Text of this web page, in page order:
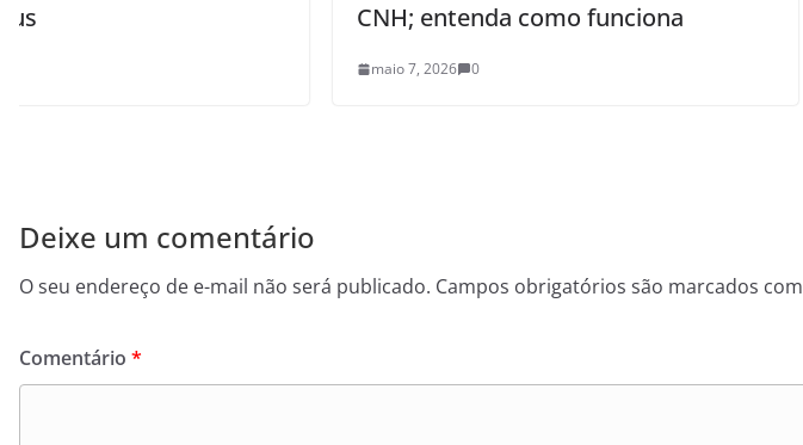
CNH; entenda como funciona
maio 6, 2026
Deixe um comentário
O seu endereço de e-mail não será publicado. Campos obrigatórios são marcados com
Comentário *